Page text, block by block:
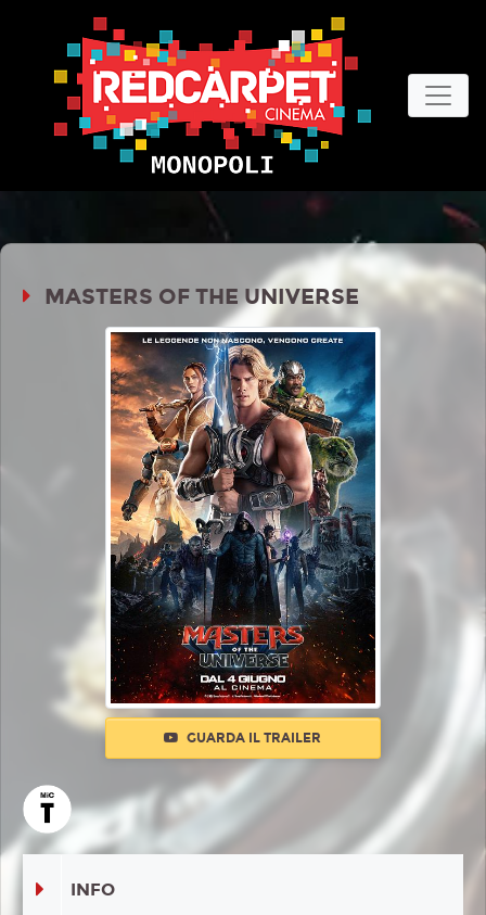
MASTERS OF THE UNIVERSE
GUARDA IL TRAILER
INFO